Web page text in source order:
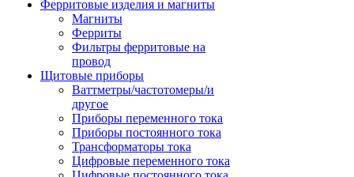
Ферритовые изделия и магниты
Магниты
Ферриты
Фильтры ферритовые на
провод
Щитовые приборы
Ваттметры/частотомеры/и
другое
Приборы переменного тока
Приборы постоянного тока
Трансформаторы тока
Цифровые переменного тока